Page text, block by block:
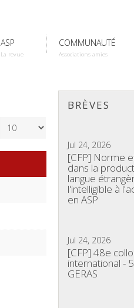
ASP
La revue
COMMUNAUTÉ
Associations amies
BRÈVES
Jul 24, 2026
[CFP] Norme
dans la
langue
l'intelligible à
en ASP
Jul 24, 2026
[CFP] 48e
international -
GERAS